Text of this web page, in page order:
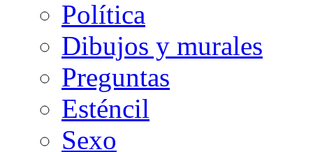
Política
Dibujos y murales
Preguntas
Esténcil
Sexo